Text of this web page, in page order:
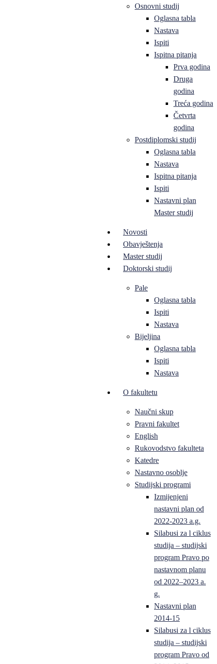
Osnovni studij
Oglasna tabla
Nastava
Ispiti
Ispitna pitanja
Prva godina
Druga
godina
Treća godina
Četvrta
godina
Postdiplomski studij
Oglasna tabla
Nastava
Ispitna pitanja
Ispiti
Nastavni plan
Master studij
Novosti
Obavještenja
Master studij
Doktorski studij
Pale
Oglasna tabla
Ispiti
Nastava
Bijeljina
Oglasna tabla
Ispiti
Nastava
O fakultetu
Naučni skup
Pravni fakultet
English
Rukovodstvo fakulteta
Katedre
Nastavno osoblje
Studijski programi
Izmijenjeni
nastavni plan od
2022-2023 a.g.
Silabusi za l ciklus
studija – studijski
program Pravo po
nastavnom planu
od 2022–2023 a.
g.
Nastavni plan
2014-15
Silabusi za l ciklus
studija – studijski
program Pravo od